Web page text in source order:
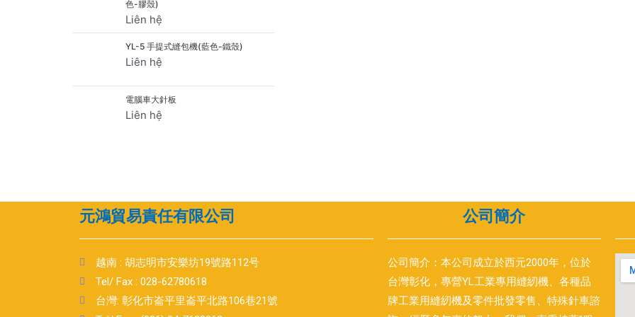
色-膠殼)
Liên hệ
YL-5 手提式縫包機(藍色-鐵殼)
Liên hệ
電腦車大針板
Liên hệ
元鴻貿易責任有限公司
越南 : 胡志明市安樂坊19號路112号
Tel/ Fax : 028-62780618
台灣: 彰化市崙平里崙平北路106巷21號
公司簡介
公司簡介：本公司成立於西元2000年，位於
台灣彰化，專營YL工業專用縫紉機、各種品
牌工業用縫紉機及零件批發零售、特殊針車諮